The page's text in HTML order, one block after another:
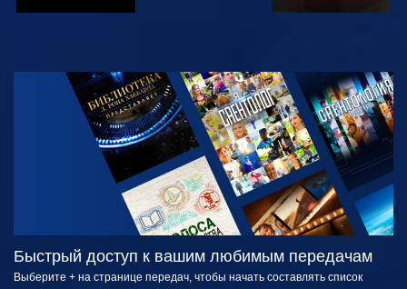
СМОТРЕТЬ
СМОТРЕТЬ
ПЕРЕДАЧИ
Быстрый доступ к вашим любимым передачам
Выберите + на странице передач, чтобы начать составлять список